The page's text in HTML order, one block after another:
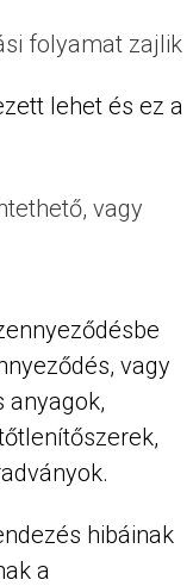
folyamat zajlik
lehet és ez a
vagy
vagy
anyagok,
hibáinak
a